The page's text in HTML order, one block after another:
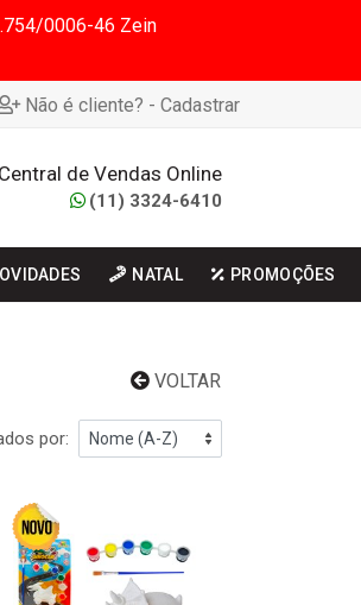
0006-46 Zein
Não é cliente? - Cadastrar
Central de Vendas Online
(11) 3324-6410
NATAL PROMOÇÕES
VOLTAR
por: